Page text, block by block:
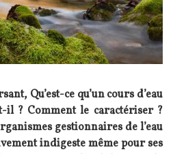
Qu’est-ce qu’un cours d’eau
il ? Comment le caractériser ?
gestionnaires de l’eau
indigeste même pour ses